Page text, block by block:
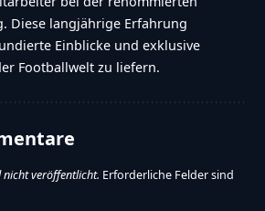
Diese langjährige Erfahrung
Einblicke und exklusive
Footballwelt zu liefern.
nicht veröffentlicht. Erforderliche Felder sind